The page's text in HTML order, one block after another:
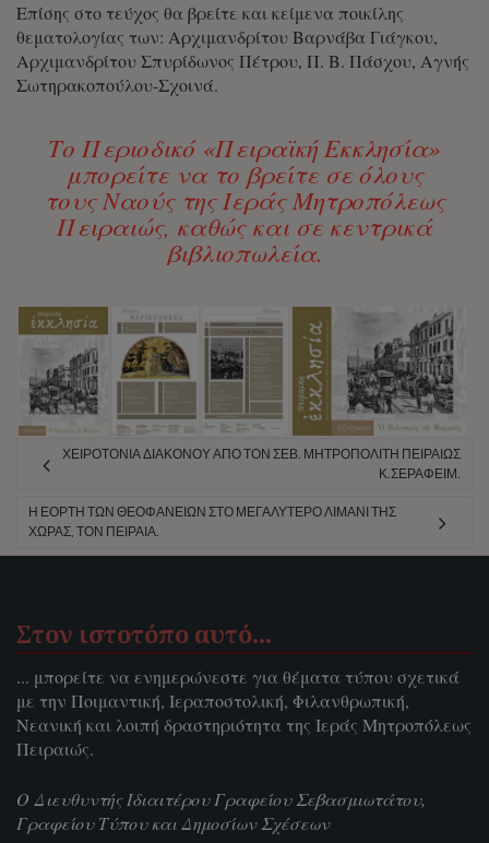
Επίσης στο τεύχος θα βρείτε και κείμενα ποικίλης
θεματολογίας των: Αρχιμανδρίτου Βαρνάβα Γιάγκου,
Αρχιμανδρίτου Σπυρίδωνος Πέτρου, Π. Β. Πάσχου, Αγνής
Σωτηρακοπούλου-Σχοινά.
Το Περιοδικό «Πειραϊκή Εκκλησία»
μπορείτε να το βρείτε σε όλους
τους Ναούς της Ιεράς Μητροπόλεως
Πειραιώς, καθώς και σε κεντρικά
βιβλιοπωλεία.
ΧΕΙΡΟΤΟΝΊΑ ΔΙΑΚΌΝΟΥ ΑΠΌ ΤΟΝ ΣΕΒ. ΜΗΤΡΟΠΟΛΊΤΗ ΠΕΙΡΑΙΏΣ
Κ.ΣΕΡΑΦΕΊΜ.
Η ΕΟΡΤΉ ΤΩΝ ΘΕΟΦΑΝΕΊΩΝ ΣΤΟ ΜΕΓΑΛΎΤΕΡΟ ΛΙΜΆΝΙ ΤΗΣ
ΧΏΡΑΣ, ΤΟΝ ΠΕΙΡΑΙΆ.
Στον ιστοτόπο αυτό…
... μπορείτε να ενημερώνεστε για θέματα τύπου σχετικά
με την Ποιμαντική, Ιεραποστολική, Φιλανθρωπική,
Νεανική και λοιπή δραστηριότητα της Ιεράς Μητροπόλεως
Πειραιώς.
Ο Διευθυντής Ιδιαιτέρου Γραφείου Σεβασμιωτάτου,
Γραφείου Τύπου και Δημοσίων Σχέσεων